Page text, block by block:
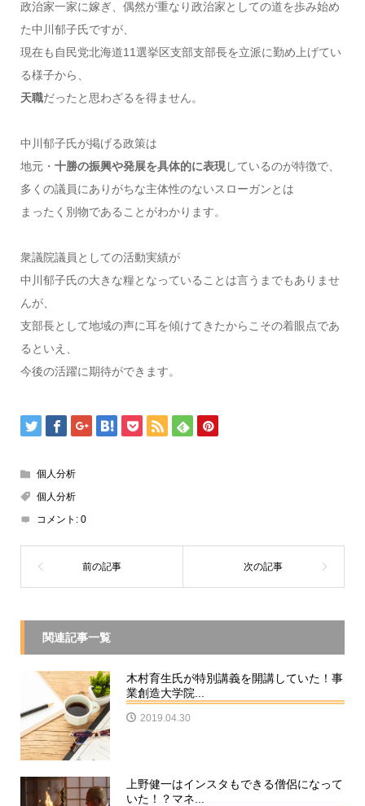
政治家一家に嫁ぎ、偶然が重なり政治家としての道を歩み始め
た中川郁子氏ですが、
現在も自民党北海道11選挙区支部支部長を立派に勤め上げてい
る様子から、
天職だったと思わざるを得ません。
中川郁子氏が掲げる政策は
地元・ 十勝の振興や発展を具体的に表現しているのが特徴で、
多くの議員にありがちな主体性のないスローガンとは
まったく別物であることがわかります。
衆議院議員としての活動実績が
中川郁子氏の大きな糧となっていることは言うまでもありませ
んが、
支部長として地域の声に耳を傾けてきたからこその着眼点であ
るといえ、
今後の活躍に期待ができます。
個人分析
個人分析
コメント: 0
関連記事一覧
木村育生氏が特別講義を開講していた！事
業創造大学院...
2019.04.30
上野健一はインスタもできる僧侶になって
いた！？マネ...